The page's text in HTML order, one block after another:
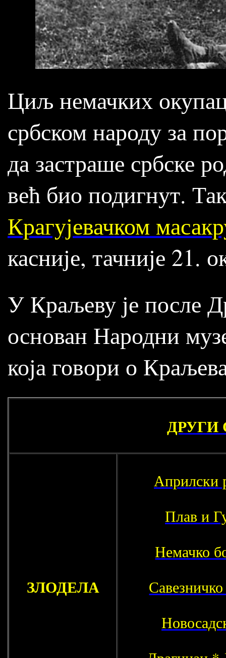
Циљ немачких
србском народу за
да застраше србске
већ био подигнут.
Крагујевачком
касније, тачније 21.
У Краљеву је после
основан Народни
која говори о
ДРУГИ
ЗЛОДЕЛА
Априлски
Плав и
Немачко